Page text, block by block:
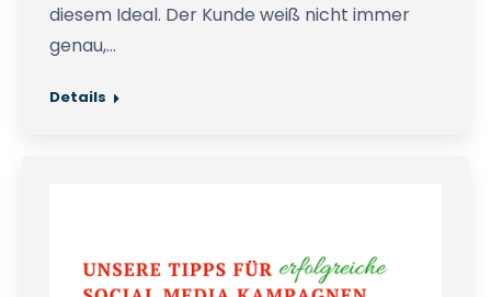
diesem Ideal. Der Kunde weiß nicht immer
genau,…
Details